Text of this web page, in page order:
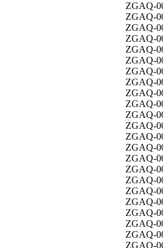
ZGAQ-
ZGAQ-
ZGAQ-
ZGAQ-
ZGAQ-
ZGAQ-
ZGAQ-
ZGAQ-
ZGAQ-
ZGAQ-
ZGAQ-
ZGAQ-
ZGAQ-
ZGAQ-
ZGAQ-
ZGAQ-
ZGAQ-
ZGAQ-
ZGAQ-
ZGAQ-
ZGAQ-
ZGAQ-
ZGAQ-